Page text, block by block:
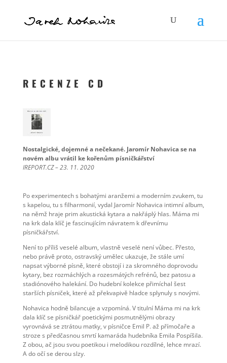
R E C E N Z E C D
Nostalgické, dojemné a nečekané. Jaromír Nohavica se na
novém albu vrátil ke kořenům písničkářství
IREPORT.CZ – 23. 11. 2020
Po experimentech s bohatými aranžemi a moderním zvukem, tu
s kapelou, tu s filharmonií, vydal Jaromír Nohavica intimní album,
na němž hraje prim akustická kytara a nakřáplý hlas. Máma mi
na krk dala klíč je fascinujícím návratem k dřevnímu
písničkářství.
Není to příliš veselé album, vlastně veselé není vůbec. Přesto,
nebo právě proto, ostravský umělec ukazuje, že stále umí
napsat výborné písně, které obstojí i za skromného doprovodu
kytary, bez rozmáchlých a rozesmátých refrénů, bez patosu a
stadiónového halekání. Do hudební kolekce přimíchal šest
starších písniček, které až překvapivě hladce splynuly s novými.
Nohavica hodně bilancuje a vzpomíná. V titulní Máma mi na krk
dala klíč se písničkář poetickými posmutnělými obrazy
vyrovnává se ztrátou matky, v písničce Emil P. až přímočaře a
stroze s předčasnou smrtí kamaráda hudebníka Emila Pospíšila.
Z obou, ač jsou svou poetikou i melodikou rozdílné, lehce mrazí.
A do očí se derou slzy.